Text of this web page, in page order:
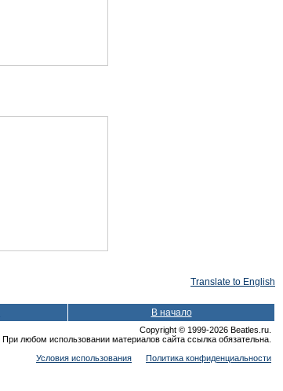
Translate to English
В начало
Copyright © 1999-2026 Beatles.ru.
При любом использовании материалов сайта ссылка обязательна.
Условия использования
Политика конфиденциальности